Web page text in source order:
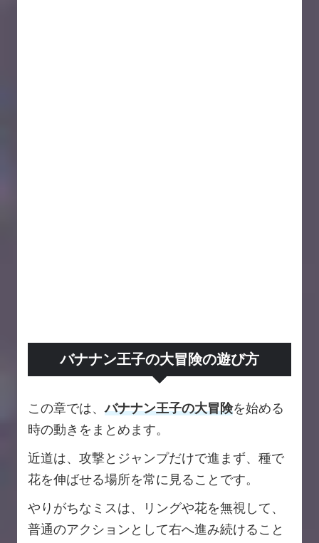
バナナン王子の大冒険の遊び方
この章では、バナナン王子の大冒険を始める
時の動きをまとめます。
近道は、攻撃とジャンプだけで進まず、種で
花を伸ばせる場所を常に見ることです。
やりがちなミスは、リングや花を無視して、
普通のアクションとして右へ進み続けること